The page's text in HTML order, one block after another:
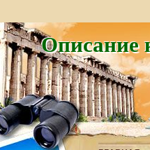
Описание